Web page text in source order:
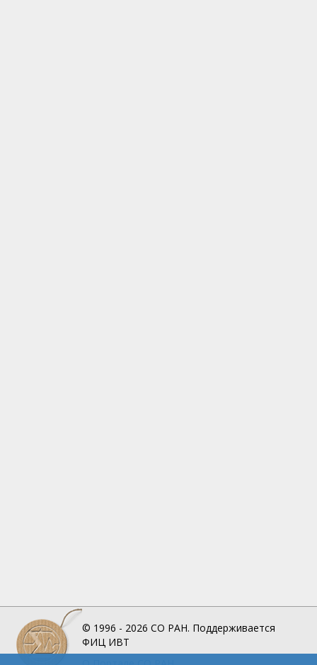
© 1996 - 2026 СО РАН. Поддерживается
ФИЦ ИВТ